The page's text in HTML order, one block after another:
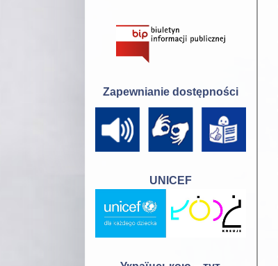
Zapewnianie dostępności
UNICEF